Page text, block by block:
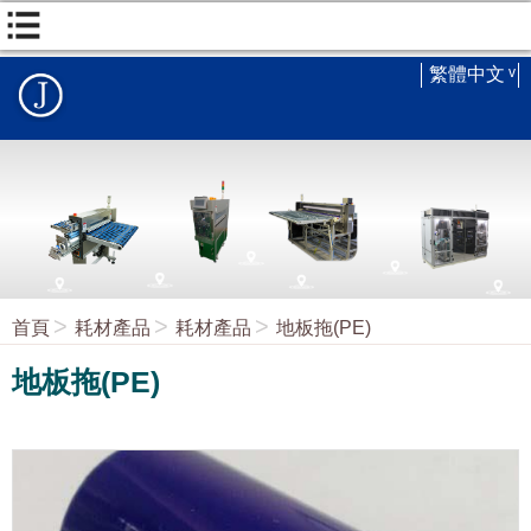
繁體中文
首頁 耗材產品 耗材產品 地板拖(PE)
地板拖(PE)